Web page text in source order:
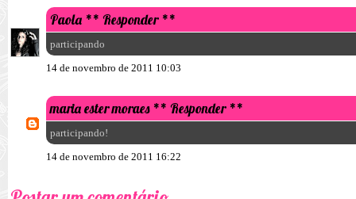
Paola ** Responder **
participando
14 de novembro de 2011 10:03
maria ester moraes ** Responder **
participando!
14 de novembro de 2011 16:22